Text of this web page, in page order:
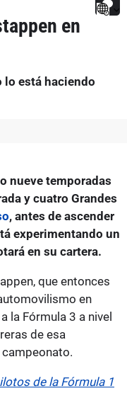
en
lo está haciendo
nueve temporadas
y cuatro Grandes
, antes de ascender
experimentando un
en su cartera.
que entonces
en
la Fórmula 3 a nivel
de esa
de la Fórmula 1